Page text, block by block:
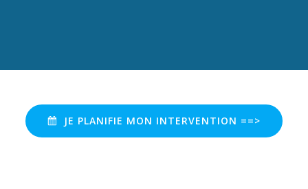
JE PLANIFIE MON INTERVENTION ==>